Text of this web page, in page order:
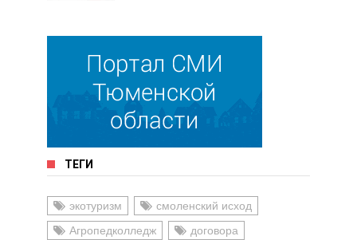
ТЕГИ
экотуризм
смоленский исход
Агропедколледж
договора